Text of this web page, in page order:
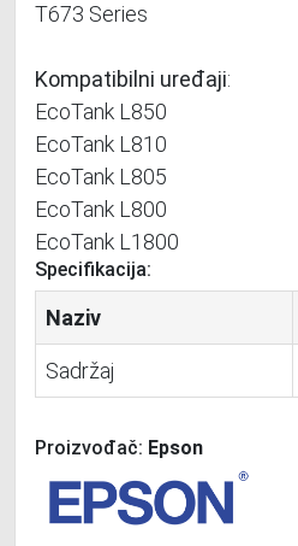
T673 Series
Kompatibilni uređaji:
EcoTank L850
EcoTank L810
EcoTank L805
EcoTank L800
EcoTank L1800
Specifikacija:
Naziv
Sadržaj
Proizvođač: Epson